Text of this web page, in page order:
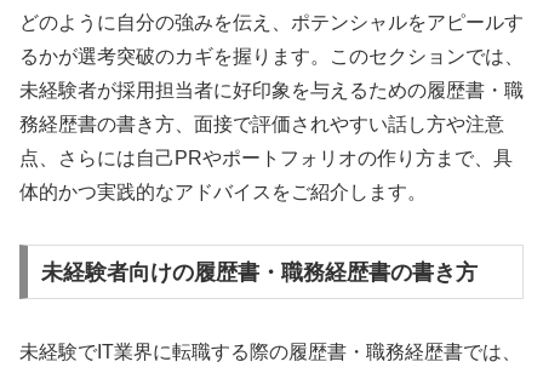
どのように自分の強みを伝え、ポテンシャルをアピールす
るかが選考突破のカギを握ります。このセクションでは、
未経験者が採用担当者に好印象を与えるための履歴書・職
務経歴書の書き方、面接で評価されやすい話し方や注意
点、さらには自己PRやポートフォリオの作り方まで、具
体的かつ実践的なアドバイスをご紹介します。
未経験者向けの履歴書・職務経歴書の書き方
未経験でIT業界に転職する際の履歴書・職務経歴書では、